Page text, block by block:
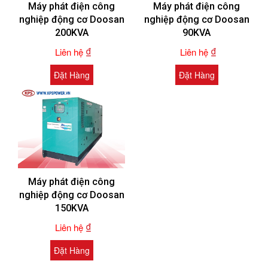
Máy phát điện công
nghiệp động cơ Doosan
200KVA
Liên hệ ₫
Đặt Hàng
Máy phát điện công
nghiệp động cơ Doosan
90KVA
Liên hệ ₫
Đặt Hàng
Máy phát điện công
nghiệp động cơ Doosan
150KVA
Liên hệ ₫
Đặt Hàng